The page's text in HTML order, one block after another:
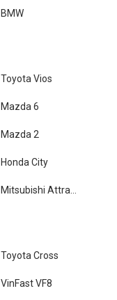
BMW
Toyota Vios
Mazda 6
Mazda 2
Honda City
Toyota Cross
VinFast VF8